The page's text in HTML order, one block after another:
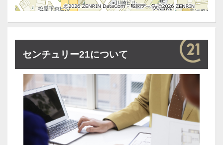
センチュリー21について